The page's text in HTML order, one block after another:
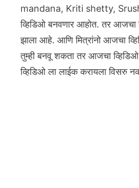
mandana, Kriti shetty,
व्हिडिओ बनवणार आहोत. तर
झाला आहे. आणि मित्रांनो आजचा
तुम्ही बनवू शकता तर आजचा
व्हिडिओ ला लाईक करायला विसरु